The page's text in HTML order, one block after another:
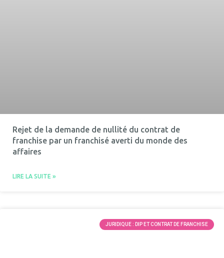
Rejet de la demande de nullité du contrat de
franchise par un franchisé averti du monde des
affaires
LIRE LA SUITE »
JURIDIQUE : DIP ET CONTRAT DE FRANCHISE